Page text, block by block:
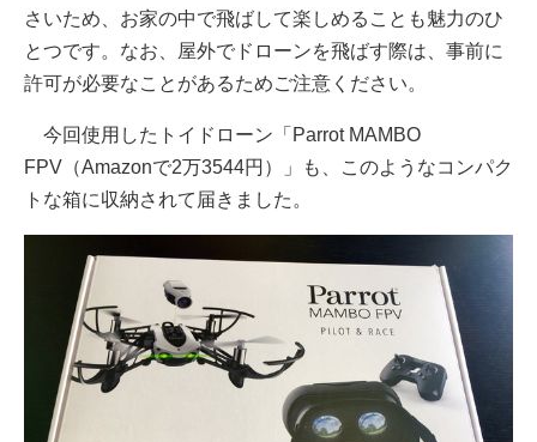
さいため、お家の中で飛ばして楽しめることも魅力のひ
とつです。なお、屋外でドローンを飛ばす際は、事前に
許可が必要なことがあるためご注意ください。
今回使用したトイドローン「Parrot MAMBO
FPV（Amazonで2万3544円）」も、このようなコンパク
トな箱に収納されて届きました。